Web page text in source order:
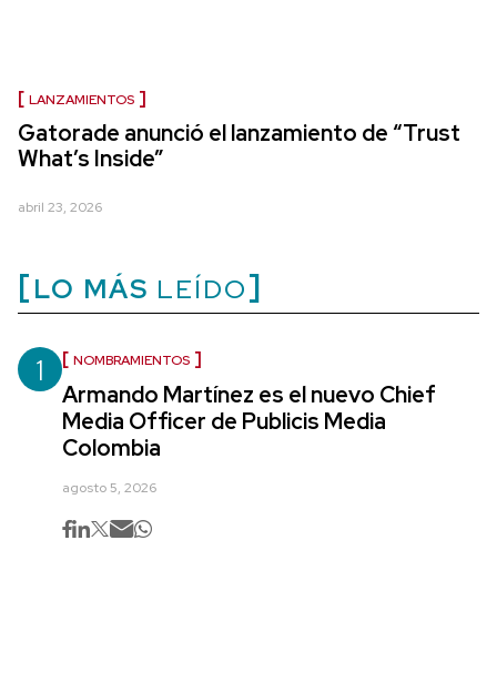
LANZAMIENTOS
Gatorade anunció el lanzamiento de “Trust
What’s Inside”
abril 23, 2026
LO MÁS LEÍDO
1 NOMBRAMIENTOS
Armando Martínez es el nuevo Chief
Media Officer de Publicis Media
Colombia
agosto 5, 2026